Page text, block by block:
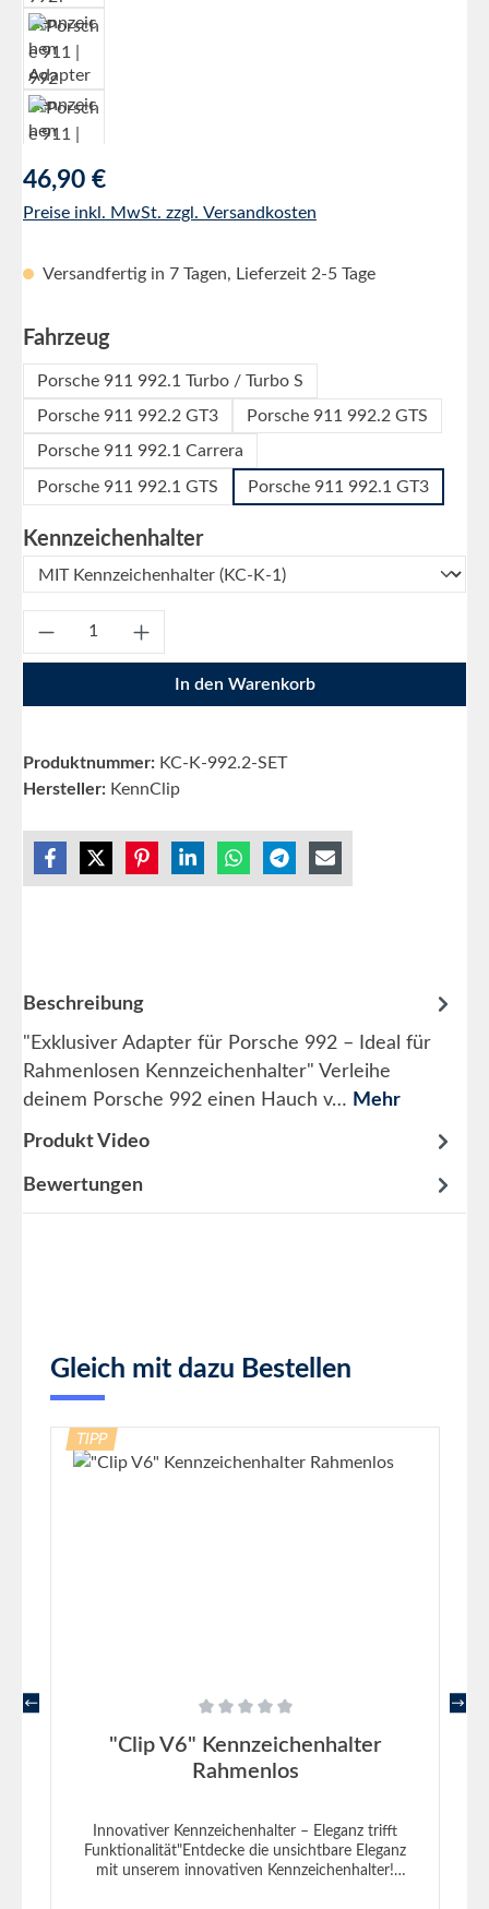
Regulärer Preis:
46,90 €
Preise inkl. MwSt. zzgl. Versandkosten
Versandfertig in 7 Tagen, Lieferzeit 2-5 Tage
Fahrzeugauswählen
Porsche 911 992.1 Turbo / Turbo S
Porsche 911 992.2 GT3
Porsche 911 992.2 GTS
Porsche 911 992.1 Carrera
Porsche 911 992.1 GTS Porsche 911 992.1 GT3
Kennzeichenhalterauswählen
Produkt Anzahl: Gib den gewünschten
In den Warenkorb
Produktnummer: KC-K-992.2-SET
Hersteller: KennClip
Beschreibung
"Exklusiver Adapter für Porsche 992 – Ideal für
Rahmenlosen Kennzeichenhalter" Verleihe
deinem Porsche 992 einen Hauch v… Mehr
Produkt Video
Bewertungen
Produktgalerie überspringen
Gleich mit dazu Bestellen
TIPP
Durchschnittliche Bewertung von 0 von 5 Sternen
"Clip V6" Kennzeichenhalter
Rahmenlos
Innovativer Kennzeichenhalter – Eleganz trifft
Funktionalität"Entdecke die unsichtbare Eleganz
mit unserem innovativen Kennzeichenhalter!